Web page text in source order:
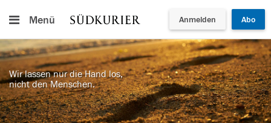
Menü Anmelden Abo
Wir lassen nur die Hand los,
nicht den Menschen.